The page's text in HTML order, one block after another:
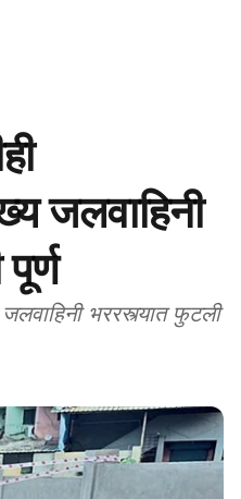
जलवाहिनी
भररस्त्यात फुटली